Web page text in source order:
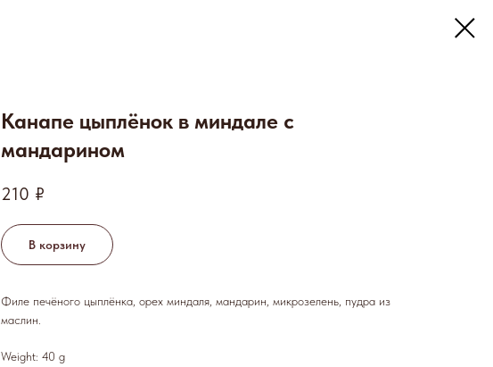
Канапе цыплёнок в миндале с
мандарином
210 ₽
В корзину
Филе печёного цыплёнка, орех миндаля, мандарин, микрозелень, пудра из
маслин.
Weight: 40 g